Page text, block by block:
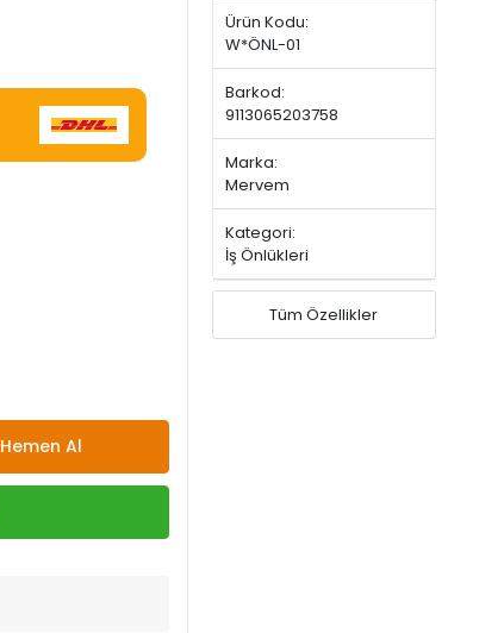
Hemen Al
Ürün Kodu:
W*ÖNL-01
Barkod:
9113065203758
Marka:
Mervem
Kategori:
İş Önlükleri
Tüm Özellikler